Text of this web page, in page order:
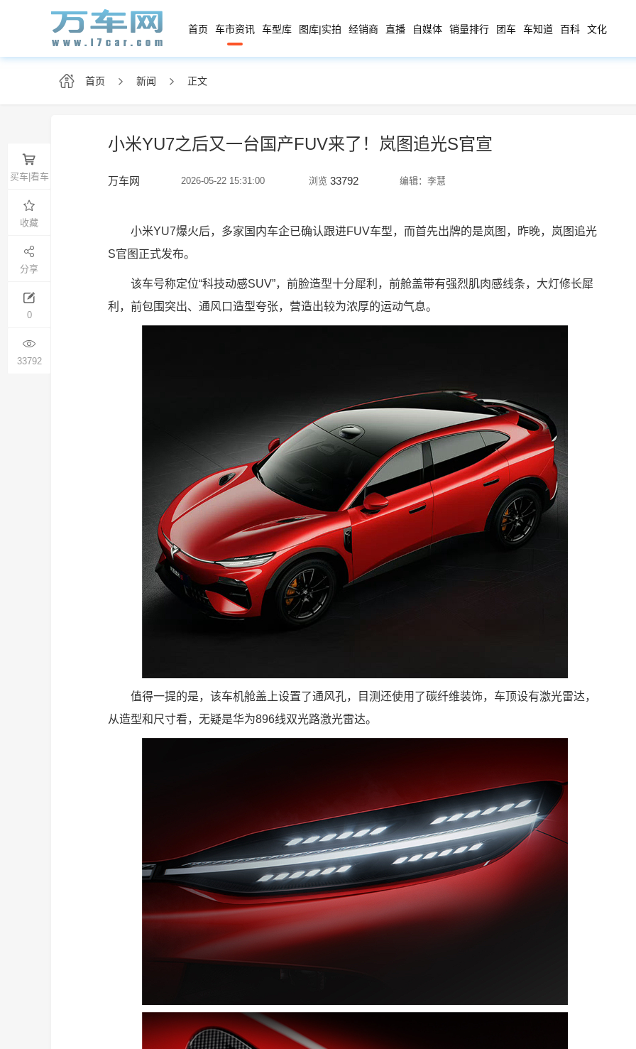
首页 车市资讯 车型库 图库|实拍 经销商 直播 自媒体 销量排行 团车 车知道 百科 文化
首页 新闻 正文
小米YU7之后又一台国产FUV来了！岚图追光S官宣
万车网 2026-05-22 15:31:00 浏览 33792 编辑：李慧
买车|看车
收藏
分享
0
33792
小米YU7爆火后，多家国内车企已确认跟进FUV车型，而首先出牌的是岚图，昨晚，岚图追光
S官图正式发布。
该车号称定位“科技动感SUV”，前脸造型十分犀利，前舱盖带有强烈肌肉感线条，大灯修长犀
利，前包围突出、通风口造型夸张，营造出较为浓厚的运动气息。
值得一提的是，该车机舱盖上设置了通风孔，目测还使用了碳纤维装饰，车顶设有激光雷达，
从造型和尺寸看，无疑是华为896线双光路激光雷达。